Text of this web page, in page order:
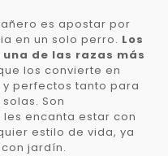
es apostar por
en un solo perro. Los
de las razas más
los convierte en
perfectos tanto para
Son
encanta estar con
estilo de vida, ya
jardín.